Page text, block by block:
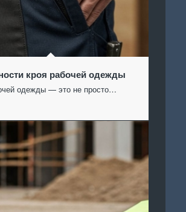
кроя рабочей одежды
одежды — это не просто…